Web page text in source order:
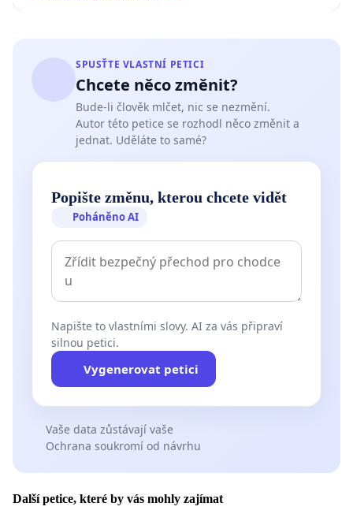
SPUSŤTE VLASTNÍ PETICI
Chcete něco změnit?
Bude-li člověk mlčet, nic se nezmění.
Autor této petice se rozhodl něco změnit a
jednat. Uděláte to samé?
Popište změnu, kterou chcete vidět
Poháněno AI
Napište to vlastními slovy. AI za vás připraví
silnou petici.
Vygenerovat petici
Vaše data zůstávají vaše
Ochrana soukromí od návrhu
Další petice, které by vás mohly zajímat